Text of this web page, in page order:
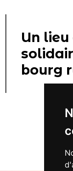
Un
bourg